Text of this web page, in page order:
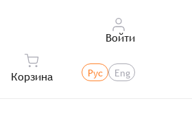
Войти
Корзина Рус Eng